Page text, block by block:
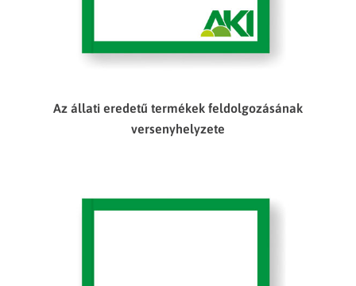
Az állati eredetű termékek feldolgozásának
versenyhelyzete